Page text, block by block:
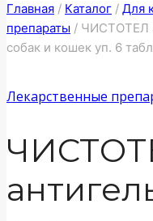
Главная / Каталог / Для
препараты / ЧИСТОТЕЛ
собак и кошек уп. 6
Лекарственные